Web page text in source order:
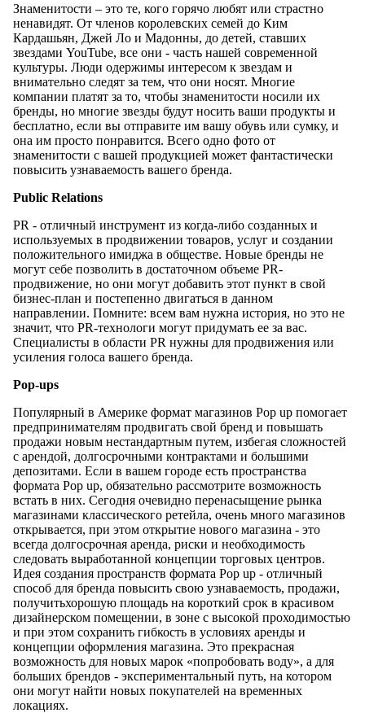
Знаменитости – это те, кого горячо любят или страстно
ненавидят. От членов королевских семей до Ким
Кардашьян, Джей Ло и Мадонны, до детей, ставших
звездами YouTube, все они - часть нашей современной
культуры. Люди одержимы интересом к звездам и
внимательно следят за тем, что они носят. Многие
компании платят за то, чтобы знаменитости носили их
бренды, но многие звезды будут носить ваши продукты и
бесплатно, если вы отправите им вашу обувь или сумку, и
она им просто понравится. Всего одно фото от
знаменитости с вашей продукцией может фантастически
повысить узнаваемость вашего бренда.
Public Relations
PR - отличный инструмент из когда-либо созданных и
используемых в продвижении товаров, услуг и создании
положительного имиджа в обществе. Новые бренды не
могут себе позволить в достаточном объеме PR-
продвижение, но они могут добавить этот пункт в свой
бизнес-план и постепенно двигаться в данном
направлении. Помните: всем вам нужна история, но это не
значит, что PR-технологи могут придумать ее за вас.
Специалисты в области PR нужны для продвижения или
усиления голоса вашего бренда.
Pop-ups
Популярный в Америке формат магазинов Pop up помогает
предпринимателям продвигать свой бренд и повышать
продажи новым нестандартным путем, избегая сложностей
с арендой, долгосрочными контрактами и большими
депозитами. Если в вашем городе есть пространства
формата Pop up, обязательно рассмотрите возможность
встать в них. Сегодня очевидно перенасыщение рынка
магазинами классического ретейла, очень много магазинов
открывается, при этом открытие нового магазина - это
всегда долгосрочная аренда, риски и необходимость
следовать выработанной концепции торговых центров.
Идея создания пространств формата Pop up - отличный
способ для бренда повысить свою узнаваемость, продажи,
получитьхорошую площадь на короткий срок в красивом
дизайнерском помещении, в зоне с высокой проходимостью
и при этом сохранить гибкость в условиях аренды и
концепции оформления магазина. Это прекрасная
возможность для новых марок «попробовать воду», а для
больших брендов - экспериментальный путь, на котором
они могут найти новых покупателей на временных
локациях.